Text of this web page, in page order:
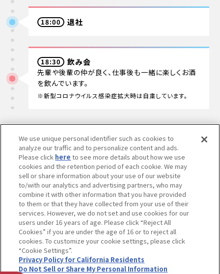
18:00 退社
18:30 飲み会
先輩や後輩の仲が良く、仕事後も一緒に楽しくお酒
を飲んでいます。
※新型コロナウイルス感染症拡大時は自粛しています。
あなたにとって
バンダイ・BANDAI SPIRITSとは？
We use unique personal identifier such as cookies to
analyze our traffic and to personalize content and ads.
Please click here to see more details about how we use
cookies and the retention period of each cookie. We may
sell or share information about your use of our website
to/with our analytics and advertising partners, who may
combine it with other information that you have provided
to them or that they have collected from your use of their
services. However, we do not set and use cookies for our
users under 16 years of age. Please click “Reject All
Cookies” if you are under the age of 16 or to reject all
cookies. To customize your cookie settings, please click
“Cookie Settings”.
Privacy Policy for California Residents
Do Not Sell or Share My Personal Information